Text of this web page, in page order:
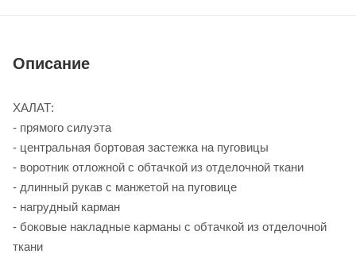
Описание
ХАЛАТ:
- прямого силуэта
- центральная бортовая застежка на пуговицы
- воротник отложной с обтачкой из отделочной ткани
- длинный рукав с манжетой на пуговице
- нагрудный карман
- боковые накладные карманы с обтачкой из отделочной
ткани